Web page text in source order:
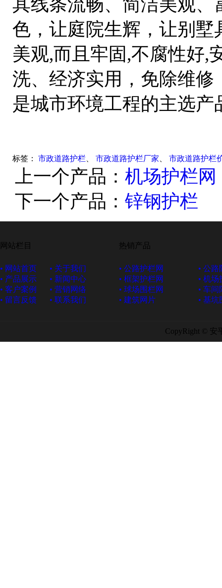
其线条流畅、简洁美观
色，让庭院生辉，让别
美观,而且牢固,不腐性好,
洗、经济实用，免除维
是城市环境工程的主选产
标签： 市政道路护栏、 市政道路护栏厂家 市政道路护栏
上一个产品： 机场护栏网
下一个产品： 锌钢护栏
网站栏目
• 网站首页
• 关于我们
• 产品展示
• 新闻中心
• 客户案例
• 营销网络
• 留言反馈
• 联系我们
热销产品
• 公路护栏网
• 公路
• 框架护栏网
• 机场
• 球场围栏网
• 车间
• 建筑网片
• 基坑
CopyRight © 安